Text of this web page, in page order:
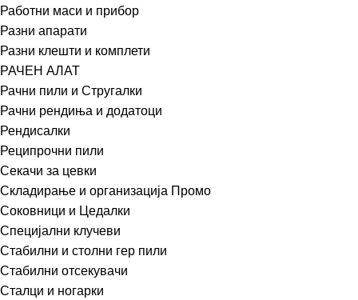
Работни маси и прибор
Разни апарати
Разни клешти и комплети
РАЧЕН АЛАТ
Рачни пили и Стругалки
Рачни рендиња и додатоци
Рендисалки
Реципрочни пили
Секачи за цевки
Складирање и организација Промо
Соковници и Цедалки
Специјални клучеви
Стабилни и столни гер пили
Стабилни отсекувачи
Сталци и ногарки